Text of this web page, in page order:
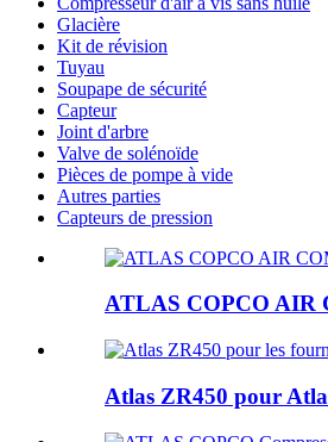
Glacière
Kit de révision
Tuyau
Soupape de sécurité
Capteur
Joint d'arbre
Valve de solénoïde
Pièces de pompe à vide
Autres parties
Capteurs de pression
ATLAS COPCO AIR
Atlas ZR450 pour